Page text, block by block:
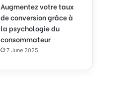
Augmentez votre taux
de conversion grâce à
la psychologie du
consommateur
7 June 2025